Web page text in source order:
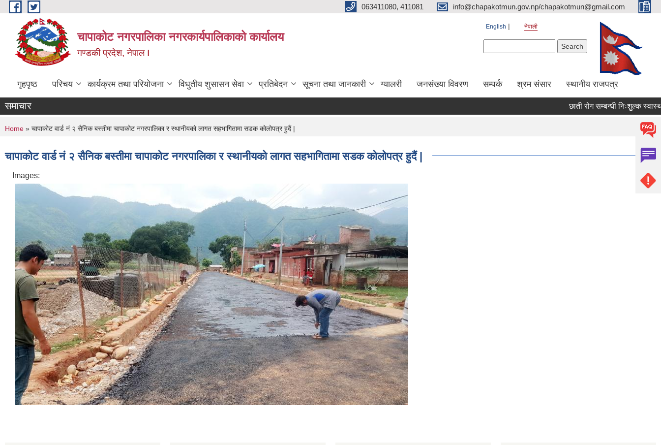
Skip to main content 063411080, 411081 info@chapakotmun.gov.np/chapakotmun@gmail.com
चापाकोट नगरपालिका नगरकार्यपालिकाको कार्यालय
गण्डकी प्रदेश, नेपाल I
English नेपाली
गृहपृष्ठ परिचय कार्यक्रम तथा परियोजना विधुतीय शुसासन सेवा प्रतिबेदन सूचना तथा जानकारी ग्यालरी जनसंख्या विवरण सम्पर्क श्रम संसार स्थानीय राजपत्र
समाचार छाती रोग सम्बन्धी निःशुल्क स्वास्थ्य
You are here
Home » चापाकोट वार्ड नं २ सैनिक बस्तीमा चापाकोट नगरपालिका र स्थानीयको लागत सहभागितामा सडक कोलोपत्र हुदैं |
चापाकोट वार्ड नं २ सैनिक बस्तीमा चापाकोट नगरपालिका र स्थानीयको लागत सहभागितामा सडक कोलोपत्र हुदैं |
Images: